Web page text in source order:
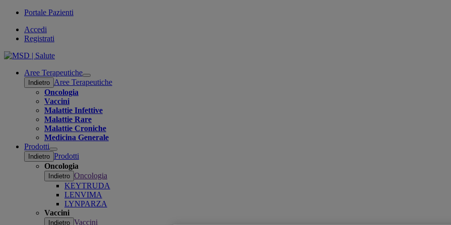
Portale Pazienti
Accedi
Registrati
Aree Terapeutiche
Open
submenu
Indietro Aree Terapeutiche
Oncologia
Vaccini
Malattie Infettive
Malattie Rare
Malattie Croniche
Medicina Generale
Prodotti
Open
submenu
Indietro Prodotti
Oncologia
Indietro Oncologia
KEYTRUDA
LENVIMA
LYNPARZA
Vaccini
Indietro Vaccini